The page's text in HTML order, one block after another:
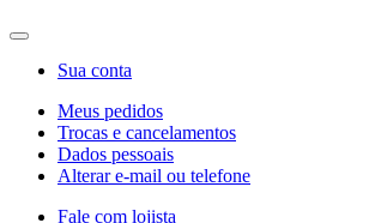
Sua conta
Meus pedidos
Trocas e cancelamentos
Dados pessoais
Alterar e-mail ou telefone
Fale com lojista